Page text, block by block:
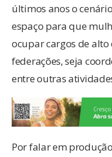
últimos anos o
espaço para que
ocupar cargos de
federações, seja
entre outras
Por falar em